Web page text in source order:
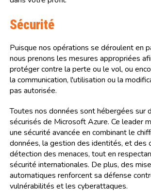
Sécurité
Puisque nos opérations se déroulent en
nous prenons les mesures appropriées
protéger contre la perte ou le vol, ou
la communication, l'utilisation ou la
pas autorisée.
Toutes nos données sont hébergées sur
sécurisés de Microsoft Azure. Ce leader
une sécurité avancée en combinant le
données, la gestion des identités, et des
détection des menaces, tout en
sécurité internationales. De plus, des
automatiques renforcent sa défense
vulnérabilités et les cyberattaques.